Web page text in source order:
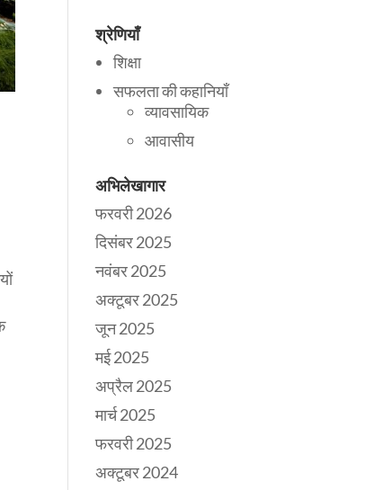
श्रेणियाँ
शिक्षा
सफलता की कहानियाँ
व्यावसायिक
आवासीय
अभिलेखागार
फरवरी 2026
दिसंबर 2025
नवंबर 2025
अक्टूबर 2025
जून 2025
मई 2025
अप्रैल 2025
मार्च 2025
फरवरी 2025
अक्टूबर 2024